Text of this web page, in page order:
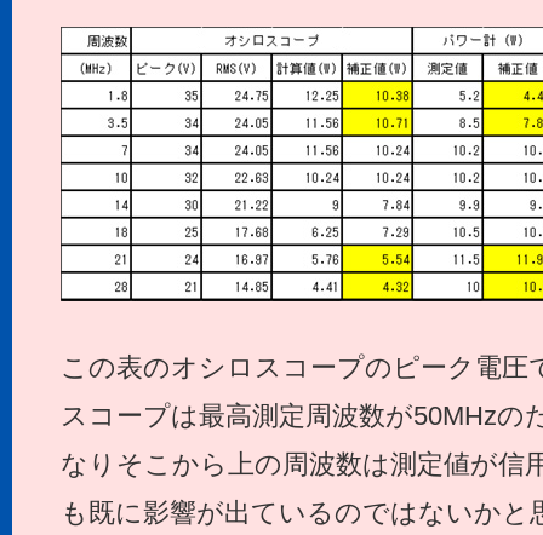
この表のオシロスコープのピーク電圧
スコープは最高測定周波数が50MHzの
なりそこから上の周波数は測定値が信
も既に影響が出ているのではないか